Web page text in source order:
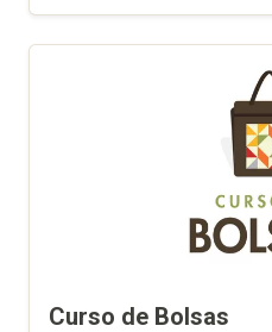
Curso de Bolsas